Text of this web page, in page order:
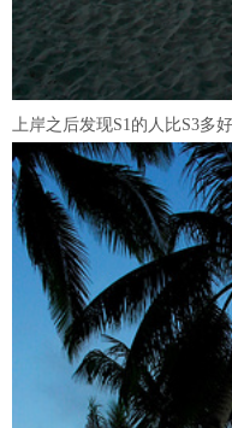
上岸之后发现S1的人比S3多